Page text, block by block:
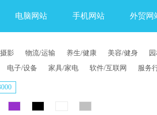
电脑网站 手机网站 外贸网
影 物流/运输 养生/健康 美容/健身
电子/设备 家具/家电 软件/互联网 服务